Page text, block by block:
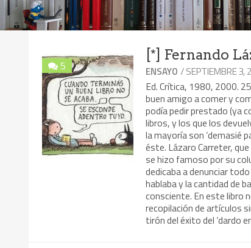
5
[*] Fernando
ENSAYO / SEPTIEMBRE 3,
Ed. Crítica, 1980, 2000.
buen amigo a comer y
podía pedir prestado (ya
libros, y los que los
la mayoría son ‘demasié
éste. Lázaro Carreter,
se hizo famoso por su
dedicaba a denunciar
hablaba y la cantidad de
consciente. En este libro
recopilación de artículos
tirón del éxito del ‘dardo